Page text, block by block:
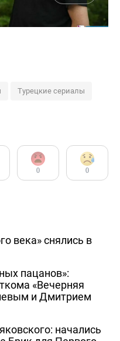
Турецкие сериалы
0 0
века» снялись в
пацанов»:
«Вечерняя
и Дмитрием
начались